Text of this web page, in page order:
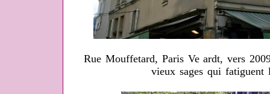
Rue Mouffetard, Paris Ve ardt, vers
vieux sages qui fatiguent